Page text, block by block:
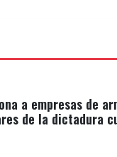
a empresas de
de la dictadura